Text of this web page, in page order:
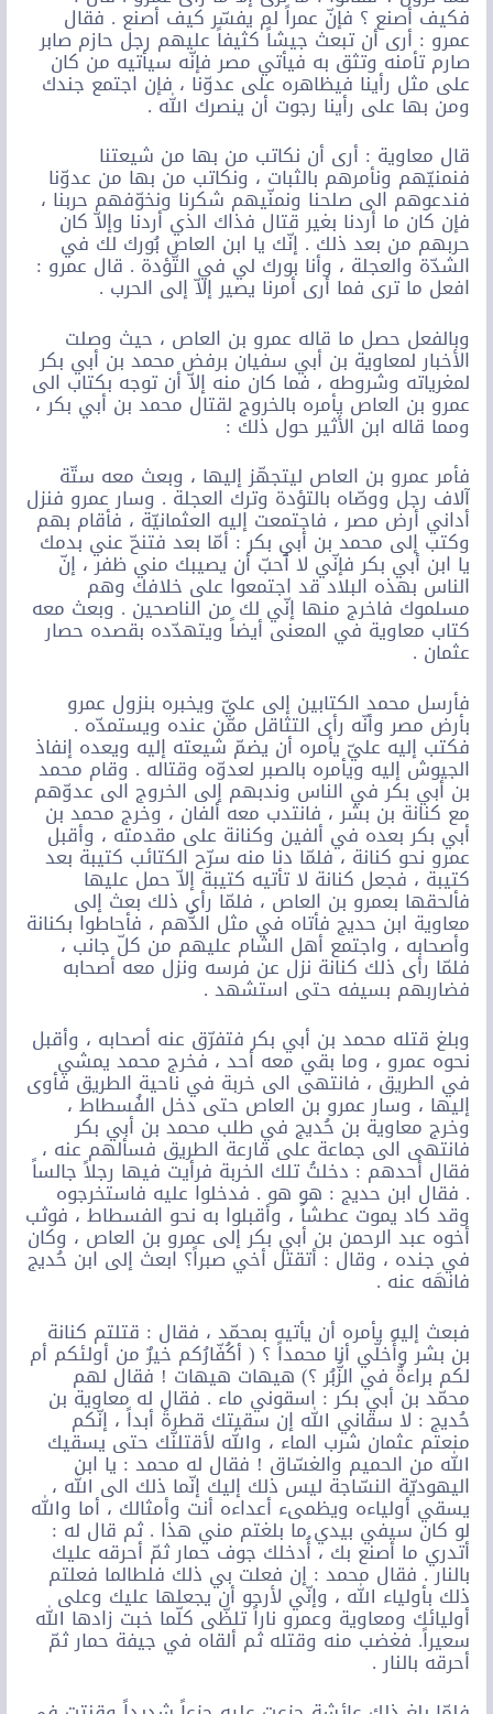
فكيف أصنع ؟ فإنّ عمراً لم يفسّر كيف أصنع . فقال
عمرو : أرى أن تبعث جيشاً كثيفاً عليهم رجل حازم صابر
صارم تأمنه وتثق به فيأتي مصر فإنّه سيأتيه من كان
على مثل رأينا فيظاهره على عدوّنا ، فإن اجتمع جندك
ومن بها على رأينا رجوت أن ينصرك الله .
قال معاوية : أرى أن نكاتب من بها من شيعتنا
فنمنيّهم ونأمرهم بالثبات ، ونكاتب من بها من عدوّنا
فندعوهم الى صلحنا ونمنّيهم شكرنا ونخوّفهم حربنا ،
فإن كان ما أردنا بغير قتال فذاك الذي أردنا وإلاّ كان
حربهم من بعد ذلك . إنّك يا ابن العاص بُورك لك في
الشدّة والعجلة ، وأنا بورك لي في التّؤدة . قال عمرو :
افعل ما ترى فما أرى أمرنا يصير إلاّ إلى الحرب .
وبالفعل حصل ما قاله عمرو بن العاص ، حيث وصلت
الأخبار لمعاوية بن أبي سفيان برفض محمد بن أبي بكر
لمغرياته وشروطه ، فما كان منه إلاّ أن توجه بكتاب الى
عمرو بن العاص يأمره بالخروج لقتال محمد بن أبي بكر ،
ومما قاله ابن الأثير حول ذلك :
فأمر عمرو بن العاص ليتجهّز إليها ، وبعث معه ستّة
آلاف رجل ووصّاه بالتؤدة وترك العجلة . وسار عمرو فنزل
أداني أرض مصر ، فاجتمعت إليه العثمانيّة ، فأقام بهم
وكتب إلى محمد بن أبي بكر : أمّا بعد فتنحّ عني بدمك
يا ابن أبي بكر فإنّي لا أحبّ أن يصيبك مني ظفر ، إنّ
الناس بهذه البلاد قد اجتمعوا على خلافك وهم
مسلموك فاخرج منها إنّي لك من الناصحين . وبعث معه
كتاب معاوية في المعنى أيضاً ويتهدّده بقصده حصار
عثمان .
فأرسل محمد الكتابين إلى عليّ ويخبره بنزول عمرو
بأرض مصر وأنّه رأى التثاقل ممّن عنده ويستمدّه .
فكتب إليه عليّ يأمره أن يضمّ شيعته إليه ويعده إنفاذ
الجيوش إليه ويأمره بالصبر لعدوّه وقتاله . وقام محمد
بن أبي بكر في الناس وندبهم إلى الخروج الى عدوّهم
مع كنانة بن بشر ، فانتدب معه ألفان ، وخرج محمد بن
أبي بكر بعده في ألفين وكنانة على مقدمته ، وأقبل
عمرو نحو كنانة ، فلمّا دنا منه سرّح الكتائب كتيبة بعد
كتيبة ، فجعل كنانة لا تأتيه كتيبة إلاّ حمل عليها
فألحقها بعمرو بن العاص ، فلمّا رأى ذلك بعث إلى
معاوية ابن حديج فأتاه في مثل الدُّهم ، فأحاطوا بكنانة
وأصحابه ، واجتمع أهل الشام عليهم من كلّ جانب ،
فلمّا رأى ذلك كنانة نزل عن فرسه ونزل معه أصحابه
فضاربهم بسيفه حتى استشهد .
وبلغ قتله محمد بن أبي بكر فتفرّق عنه أصحابه ، وأقبل
نحوه عمرو ، وما بقي معه أحد ، فخرج محمد يمشي
في الطريق ، فانتهى الى خربة في ناحية الطريق فأوى
إليها ، وسار عمرو بن العاص حتى دخل الفُسطاط ،
وخرج معاوية بن حُديج في طلب محمد بن أبي بكر
فانتهى الى جماعة على قارعة الطريق فسألهم عنه ،
فقال أحدهم : دخلتُ تلك الخربة فرأيت فيها رجلاً جالساً
. فقال ابن حديج : هو هو . فدخلوا عليه فاستخرجوه
وقد كاد يموت عطشاً ، وأقبلوا به نحو الفسطاط ، فوثب
أخوه عبد الرحمن بن أبي بكر إلى عمرو بن العاص ، وكان
في جنده ، وقال : أتقتل أخي صبراً؟ ابعث إلى ابن حُديج
فانهَه عنه .
فبعث إليه يأمره أن يأتيه بمحمّد ، فقال : قتلتم كنانة
بن بشر وأُخلّي أنا محمداً ؟ ( أكُفّارُكم خيرٌ من أولئكم أم
لكم براءةٌ في الزُّبُر ؟) هيهات هيهات ! فقال لهم
محمّد بن أبي بكر : اسقوني ماء . فقال له معاوية بن
حُديج : لا سقاني الله إن سقيتك قطرةً أبداً ، إنّكم
منعتم عثمان شرب الماء ، والله لأقتلنّك حتى يسقيك
الله من الحميم والغسّاق ! فقال له محمد : يا ابن
اليهوديّة النسّاجة ليس ذلك إليك إنّما ذلك الى الله ،
يسقي أولياءه ويظمىء أعداءه أنت وأمثالك ، أما والله
لو كان سيفي بيدي ما بلغتم مني هذا . ثم قال له :
أتدري ما أصنع بك ، أُدخلك جوف حمار ثمّ أحرقه عليك
بالنار . فقال محمد : إن فعلت بي ذلك فلطالما فعلتم
ذلك بأولياء الله ، وإنّي لأرجو أن يجعلها عليك وعلى
أوليائك ومعاوية وعمرو ناراً تلظّى كلّما خبت زادها الله
سعيراً. فغضب منه وقتله ثم ألقاه في جيفة حمار ثمّ
أحرقه بالنار .